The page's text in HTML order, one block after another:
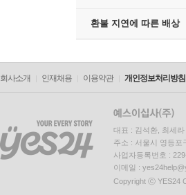
환불 지연에 따른 배상
회사소개 인재채용 이용약관 개인정보처리방침
대표 : 김석환, 최세라
주소 : 서울시 영등포
사업자등록번호 :
이메일 :
Copyright ⓒ YES24